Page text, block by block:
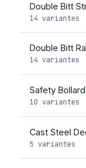
Double Bitt
14 variantes
Double Bitt
14 variantes
Safety
10 variantes
Cast Steel
5 variantes